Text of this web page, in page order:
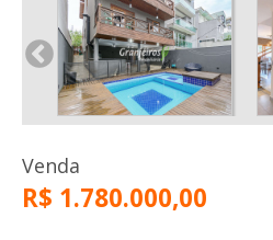
Venda
R$ 1.780.000,00